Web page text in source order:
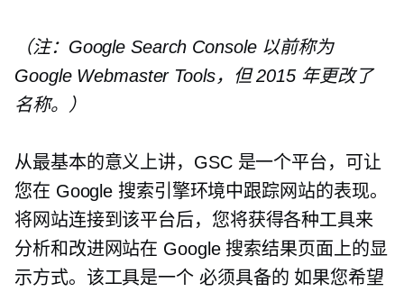
（注：Google Search Console 以前称为
Google Webmaster Tools，但 2015 年更改了
名称。）
从最基本的意义上讲，GSC 是一个平台，可让
您在 Google 搜索引擎环境中跟踪网站的表现。
将网站连接到该平台后，您将获得各种工具来
分析和改进网站在 Google 搜索结果页面上的显
示方式。该工具是一个 必须具备的 如果您希望